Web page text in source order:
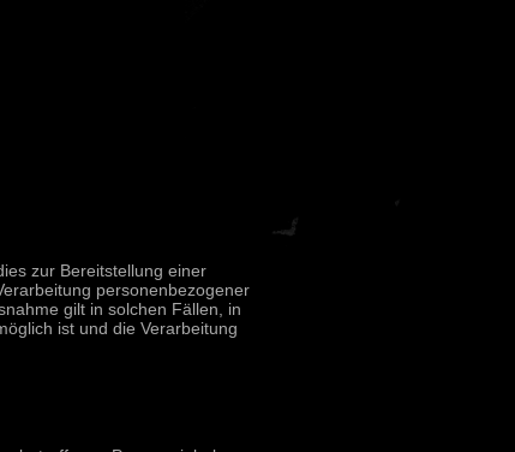
zur Bereitstellung einer
personenbezogener
gilt in solchen Fällen, in
ist und die Verarbeitung